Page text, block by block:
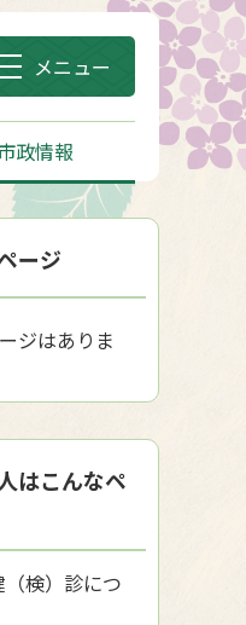
メニュー
政情報
ージ
ジはありま
はこんなペ
検）診につ